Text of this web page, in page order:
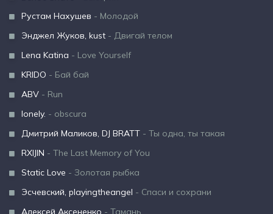
Рустам Нахушев - Молодой
Энджел Жуков, kust - Двигай телом
Lena Katina - Love Yourself
KRIDO - Бай бай
ABV - Run
lonely. - obscura
Дмитрий Маликов, DJ BRATT - Ты одна, ты такая
RXIJIN - The Last Memory of You
Static Love - Золотая рыбка
Эсчевский, playingtheangel - Спаси и сохрани
Алексей Аксененко - Тамань